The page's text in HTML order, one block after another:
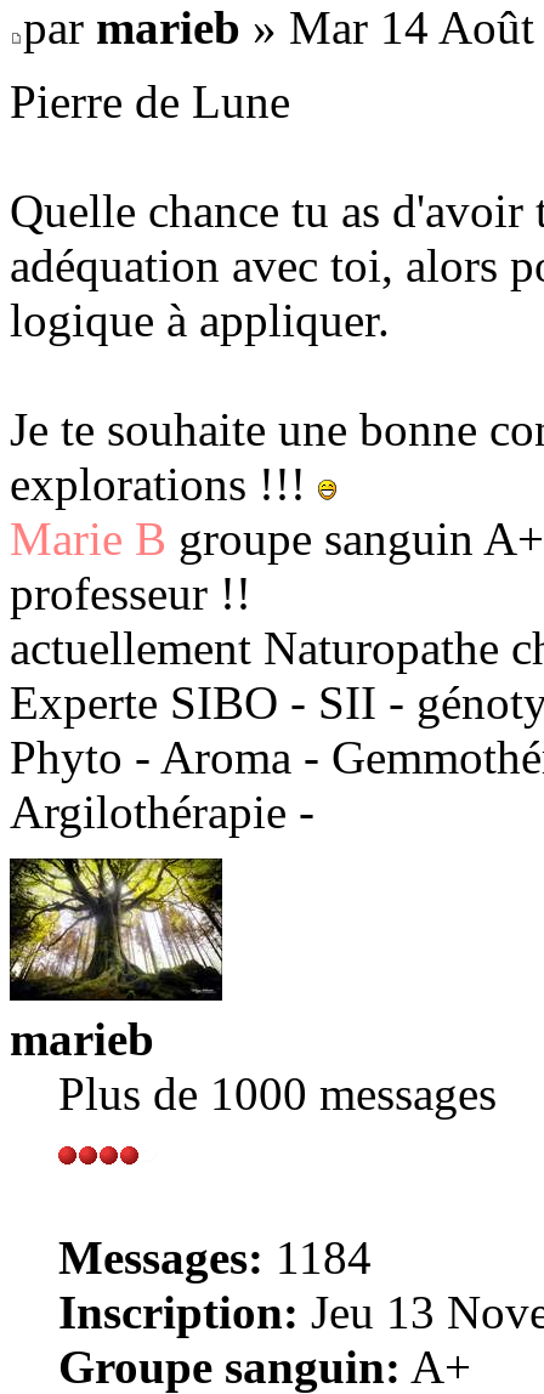
par marieb » Mar 14
Pierre de Lune
Quelle chance tu as
adéquation avec toi, alors
logique à appliquer.
Je te souhaite une bonne
explorations !!!
Marie B groupe sanguin
professeur !!
actuellement Naturopathe
Experte SIBO - SII -
Phyto - Aroma -
Argilothérapie -
marieb
Plus de 1000 messages
Messages: 1184
Inscription: Jeu 13
Groupe sanguin: A+